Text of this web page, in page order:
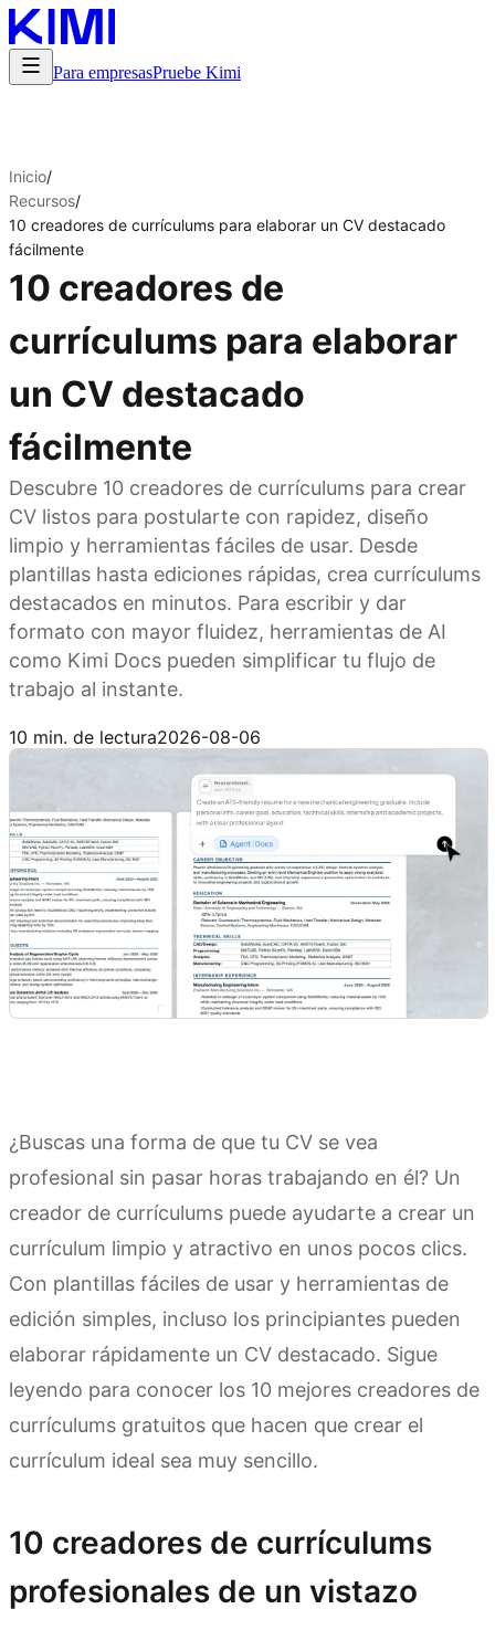
Para empresasPruebe Kimi
Inicio/
Recursos/
10 creadores de currículums para elaborar un CV destacado
fácilmente
10 creadores de
currículums para elaborar
un CV destacado
fácilmente
Descubre 10 creadores de currículums para crear
CV listos para postularte con rapidez, diseño
limpio y herramientas fáciles de usar. Desde
plantillas hasta ediciones rápidas, crea currículums
destacados en minutos. Para escribir y dar
formato con mayor fluidez, herramientas de AI
como Kimi Docs pueden simplificar tu flujo de
trabajo al instante.
10 min. de lectura2026-08-06
¿Buscas una forma de que tu CV se vea
profesional sin pasar horas trabajando en él? Un
creador de currículums puede ayudarte a crear un
currículum limpio y atractivo en unos pocos clics.
Con plantillas fáciles de usar y herramientas de
edición simples, incluso los principiantes pueden
elaborar rápidamente un CV destacado. Sigue
leyendo para conocer los 10 mejores creadores de
currículums gratuitos que hacen que crear el
currículum ideal sea muy sencillo.
10 creadores de currículums
profesionales de un vistazo